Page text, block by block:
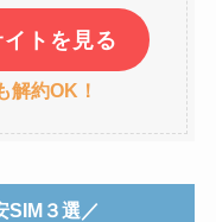
トを見る
解約OK！
SIM３選／